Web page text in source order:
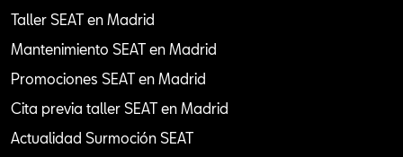
Taller SEAT en Madrid
Mantenimiento SEAT en Madrid
Promociones SEAT en Madrid
Cita previa taller SEAT en Madrid
Actualidad Surmoción SEAT